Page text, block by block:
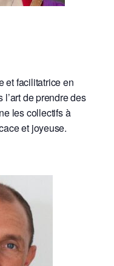
et facilitatrice en
de prendre des
les collectifs à
et joyeuse.